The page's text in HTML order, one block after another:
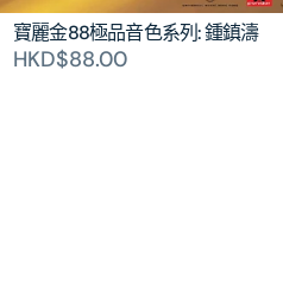
寶麗金88極品音色系列: 鍾鎮濤
HKD$88.00